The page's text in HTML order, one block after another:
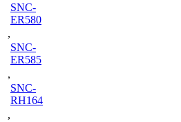
SNC-
ER580
,
SNC-
ER585
,
SNC-
RH164
,